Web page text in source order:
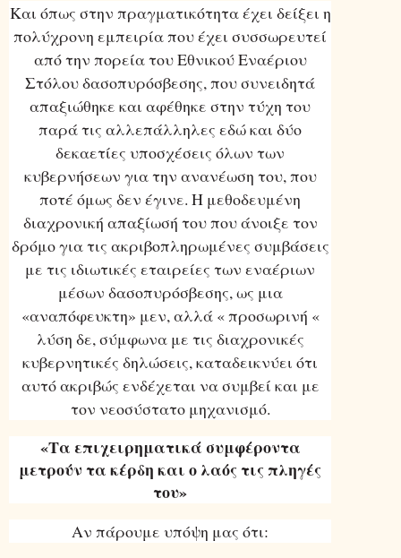
Και όπως στην πραγματικότητα έχει δείξει η
πολύχρονη εμπειρία που έχει συσσωρευτεί
από την πορεία του Εθνικού Εναέριου
Στόλου δασοπυρόσβεσης, που συνειδητά
απαξιώθηκε και αφέθηκε στην τύχη του
παρά τις αλλεπάλληλες εδώ και δύο
δεκαετίες υποσχέσεις όλων των
κυβερνήσεων για την ανανέωση του, που
ποτέ όμως δεν έγινε. Η μεθοδευμένη
διαχρονική απαξίωσή του που άνοιξε τον
δρόμο για τις ακριβοπληρωμένες συμβάσεις
με τις ιδιωτικές εταιρείες των εναέριων
μέσων δασοπυρόσβεσης, ως μια
«αναπόφευκτη» μεν, αλλά « προσωρινή «
λύση δε, σύμφωνα με τις διαχρονικές
κυβερνητικές δηλώσεις, καταδεικνύει ότι
αυτό ακριβώς ενδέχεται να συμβεί και με
τον νεοσύστατο μηχανισμό.
«Τα επιχειρηματικά συμφέροντα
μετρούν τα κέρδη και ο λαός τις πληγές
του»
Αν πάρουμε υπόψη μας ότι: